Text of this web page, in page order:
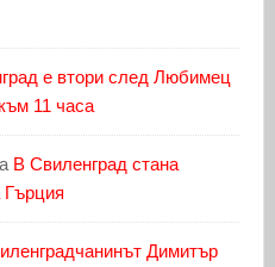
е втори след Любимец
11 часа
В Свиленград стана
Гърция
Димитър